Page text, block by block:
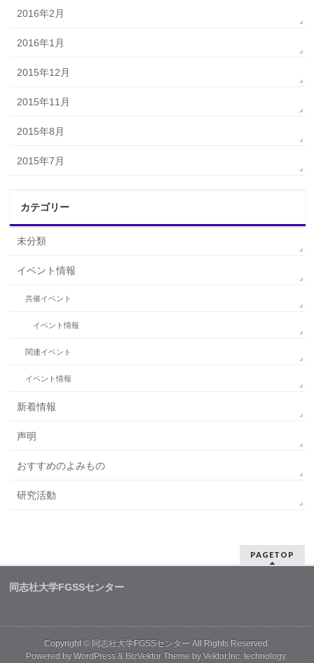
2016年2月
2016年1月
2015年12月
2015年11月
2015年8月
2015年7月
カテゴリー
未分類
イベント情報
共催イベント
イベント情報
関連イベント
イベント情報
新着情報
声明
おすすめのよみもの
研究活動
PAGETOP
同志社大学FGSSセンター
Copyright © 同志社大学FGSSセンター All Rights Reserved.
Powered byWordPress & BizVektor Theme byVektor,Inc. technology.